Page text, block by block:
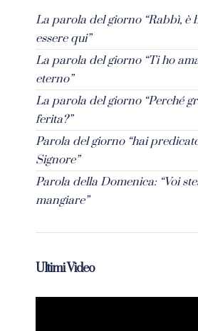
La parola del giorno “Rabbì, è
essere qui”
La parola del giorno “Ti ho
eterno”
La parola del giorno “Perché
ferita?”
Parola del giorno “hai
Signore”
Parola della Domenica: “Voi
mangiare”
Ultimi Video